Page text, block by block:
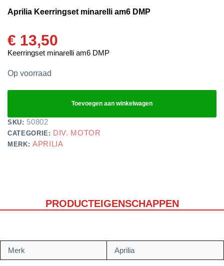
Aprilia Keerringset minarelli am6 DMP
€ 13,50
Keerringset minarelli am6 DMP
Op voorraad
Toevoegen aan winkelwagen
SKU: 50802
CATEGORIE: DIV. MOTOR
MERK: APRILIA
PRODUCTEIGENSCHAPPEN
Merk Aprilia